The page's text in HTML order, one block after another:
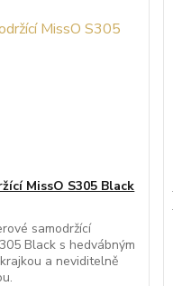
MissO S305 Black
samodržící
Black s hedvábným
a neviditelně